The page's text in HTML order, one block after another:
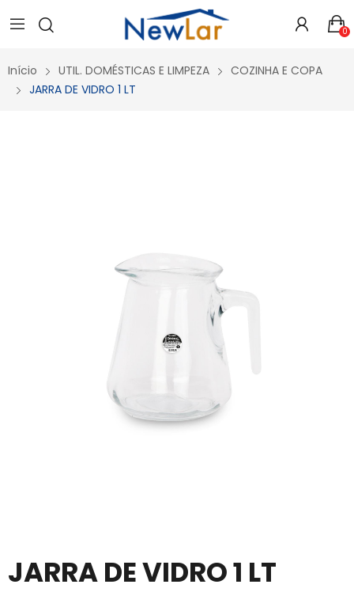
Secure crypto portfolio manager for desktops and mobile -
Visit Ledger Live
- easily manage, stake, and track assets. 0
Início UTIL. DOMÉSTICAS E LIMPEZA
COZINHA E COPA
JARRA DE VIDRO 1 LT
JARRA DE VIDRO 1 LT